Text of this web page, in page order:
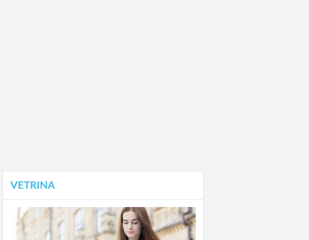
VETRINA